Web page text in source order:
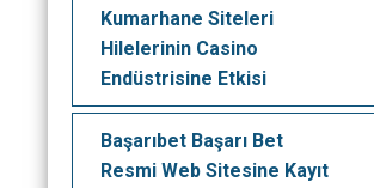
Kumarhane Siteleri
Hilelerinin Casino
Endüstrisine Etkisi
Başarıbet Başarı Bet
Resmi Web Sitesine Kayıt